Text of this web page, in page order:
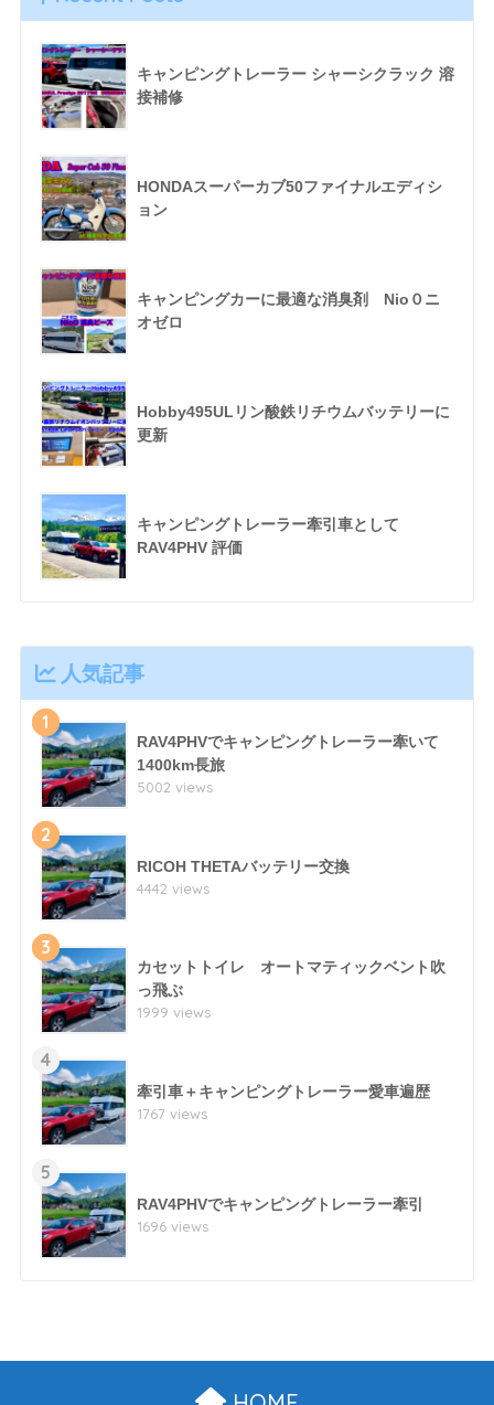
キャンピングトレーラー シャーシクラック 溶
接補修
HONDAスーパーカブ50ファイナルエディシ
ョン
キャンピングカーに最適な消臭剤 Nio０ニ
オゼロ
Hobby495ULリン酸鉄リチウムバッテリーに
更新
キャンピングトレーラー牽引車として
RAV4PHV 評価
人気記事
1
RAV4PHVでキャンピングトレーラー牽いて
1400km長旅
5002 views
2
RICOH THETAバッテリー交換
4442 views
3
カセットトイレ オートマティックベント吹
っ飛ぶ
1999 views
4
牽引車＋キャンピングトレーラー愛車遍歴
1767 views
5
RAV4PHVでキャンピングトレーラー牽引
1696 views